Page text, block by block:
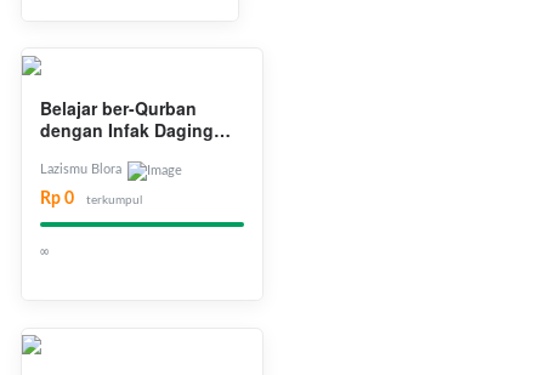
Belajar ber-Qurban
dengan Infak Daging
Lazismu Blora
Rp 0 terkumpul
∞